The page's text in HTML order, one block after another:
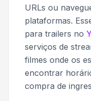
URLs ou
plataformas.
para trailers no
serviços de
filmes onde os
encontrar
compra de